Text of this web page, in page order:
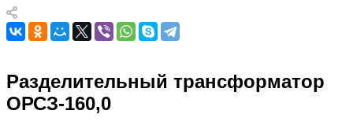
Разделительный трансформатор
ОРСЗ-160,0